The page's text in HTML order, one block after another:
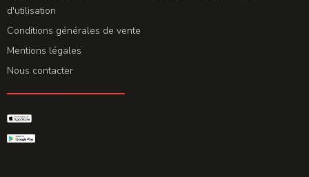
d'utilisation
Conditions générales de vente
Mentions légales
Nous contacter